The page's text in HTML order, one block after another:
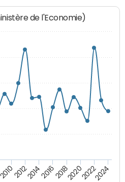
de l'Economie)
20102012201420162018202020222024